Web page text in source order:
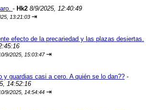
- Hk2 8/9/2025, 12:40:49
13:21:03 ⇥
efecto de la precariedad y las plazas desiertas.
9/2025, 15:03:47 ⇥
y guardias casi a cero. A quién se lo dan?? -
14:52:16
9/2025, 14:54:44 ⇥